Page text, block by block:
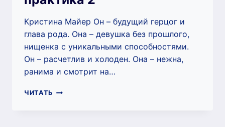
Кристина Майер Он – будущий герцог и
глава рода. Она – девушка без прошлого,
нищенка с уникальными способностями.
Он – расчетлив и холоден. Она – нежна,
ранима и смотрит на…
ЧИТАТЬ НИЩЕНКА